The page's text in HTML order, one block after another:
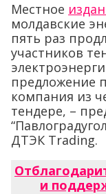
Местное
молдавские
пять раз
участников
предложение
компания из
тендере, –
ДТЭК Trading.
и